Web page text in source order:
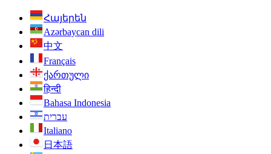
Հայերեն
Azərbaycan dili
中文
Français
ქართული
हिन्दी
Bahasa Indonesia
עברית
Italiano
日本語